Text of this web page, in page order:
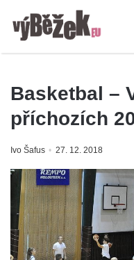
Basketbal –
příchozích
Ivo Šafus 27. 12. 2018